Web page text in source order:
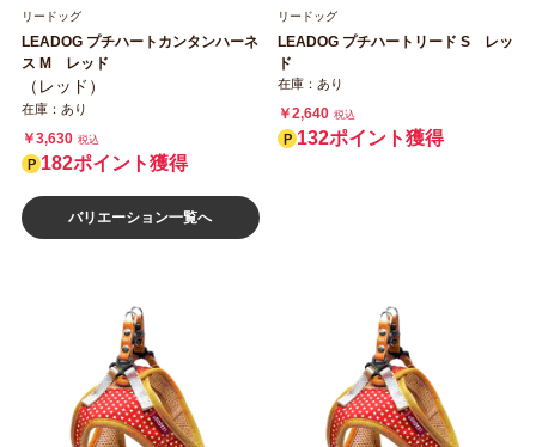
リードッグ
LEADOG プチハートカンタンハーネ
ス M レッド
（レッド）
在庫：あり
￥3,630 税込
182ポイント獲得
バリエーション一覧へ
リードッグ
LEADOG プチハートリード S レッ
ド
在庫：あり
￥2,640 税込
132ポイント獲得